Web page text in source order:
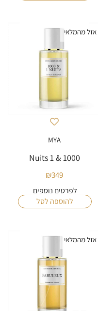
אזל מהמלאי
MYA
1000 & 1 Nuits
₪349
לפרטים נוספים
להוספה לסל
אזל מהמלאי